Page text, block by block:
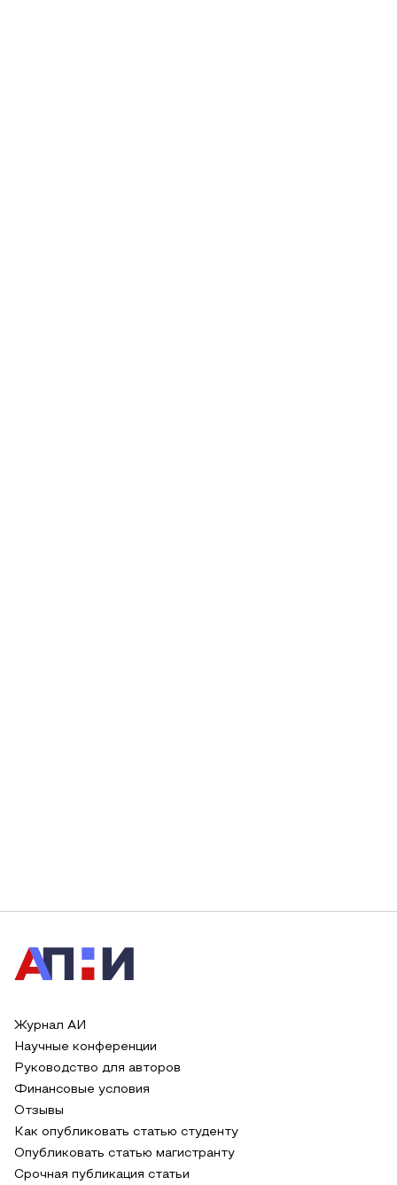
Журнал АИ
Научные конференции
Руководство для авторов
Финансовые условия
Отзывы
Как опубликовать статью студенту
Опубликовать статью магистранту
Срочная публикация статьи